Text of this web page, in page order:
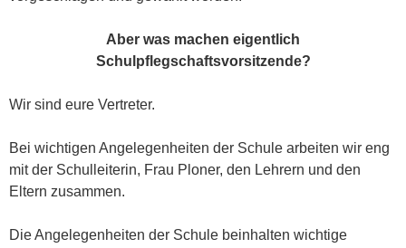
Aber was machen eigentlich
Schulpflegschaftsvorsitzende?
Wir sind eure Vertreter.
Bei wichtigen Angelegenheiten der Schule arbeiten wir eng
mit der Schulleiterin, Frau Ploner, den Lehrern und den
Eltern zusammen.
Die Angelegenheiten der Schule beinhalten wichtige